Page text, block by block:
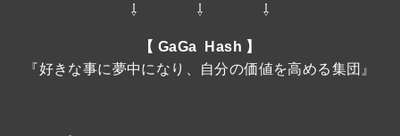
⇩ ⇩ ⇩
【 GaGa Hash 】
『好きな事に夢中になり、自分の価値を高める集団』